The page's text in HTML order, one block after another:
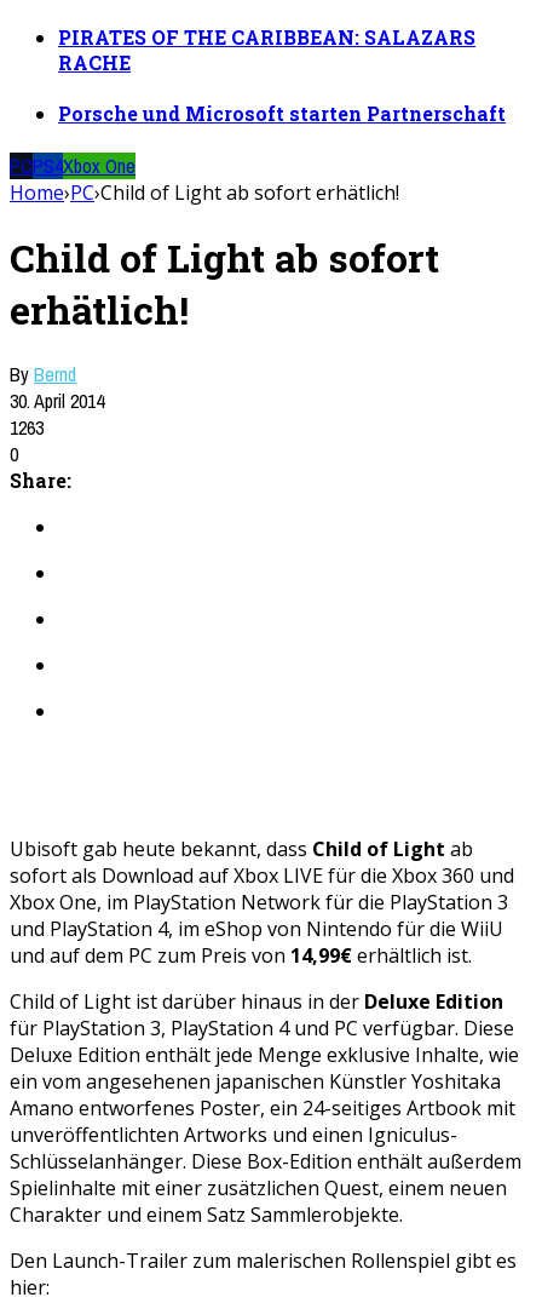
PIRATES OF THE CARIBBEAN: SALAZARS
RACHE
Porsche und Microsoft starten Partnerschaft
PCPS4Xbox One
Home›PC›Child of Light ab sofort erhätlich!
Child of Light ab sofort
erhätlich!
ByBernd
30. April 2014
1263
0
Share:
Ubisoft gab heute bekannt, dass Child of Light ab
sofort als Download auf Xbox LIVE für die Xbox 360 und
Xbox One, im PlayStation Network für die PlayStation 3
und PlayStation 4, im eShop von Nintendo für die WiiU
und auf dem PC zum Preis von 14,99€erhältlich ist.
Child of Light ist darüber hinaus in der Deluxe Edition
für PlayStation 3, PlayStation 4 und PC verfügbar. Diese
Deluxe Edition enthält jede Menge exklusive Inhalte, wie
ein vom angesehenen japanischen Künstler Yoshitaka
Amano entworfenes Poster, ein 24-seitiges Artbook mit
unveröffentlichten Artworks und einen Igniculus-
Schlüsselanhänger. Diese Box-Edition enthält außerdem
Spielinhalte mit einer zusätzlichen Quest, einem neuen
Charakter und einem Satz Sammlerobjekte.
Den Launch-Trailer zum malerischen Rollenspiel gibt es
hier: